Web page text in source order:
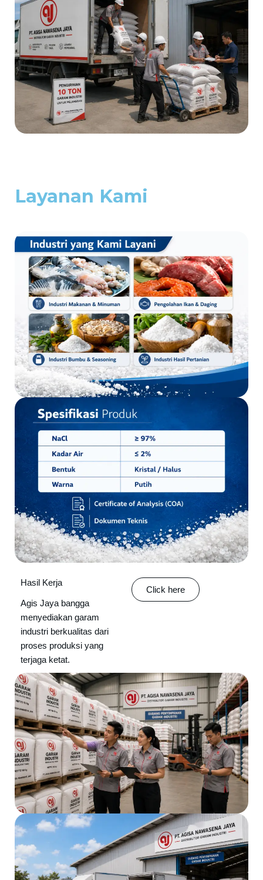
Layanan Kami
Hasil Kerja
Agis Jaya bangga
menyediakan garam
industri berkualitas dari
proses produksi yang
terjaga ketat.
Click here